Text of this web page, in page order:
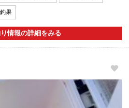
果
情報の詳細をみる